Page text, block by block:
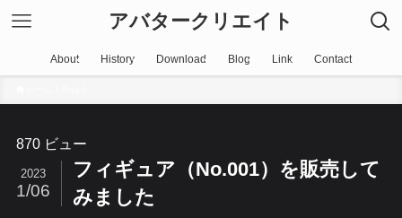
アバタークリエイト
About History Download Blog Link Contact
870 ビュー
フィギュア（No.001）を販売して
みました
2023
1/06